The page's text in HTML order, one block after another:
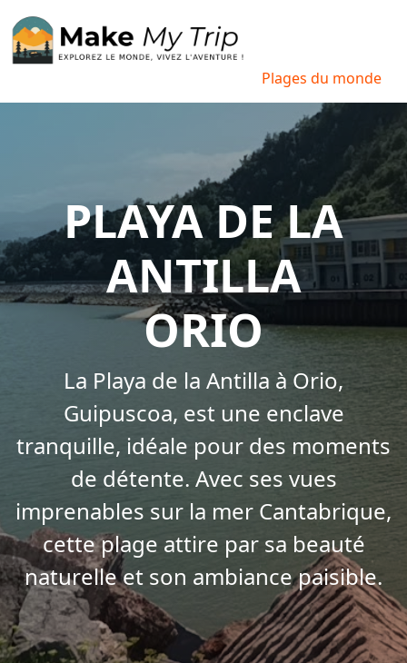
Plages du monde
PLAYA DE LA
ANTILLA
ORIO
La Playa de la Antilla à Orio,
Guipuscoa, est une enclave
tranquille, idéale pour des moments
de détente. Avec ses vues
imprenables sur la mer Cantabrique,
cette plage attire par sa beauté
naturelle et son ambiance paisible.